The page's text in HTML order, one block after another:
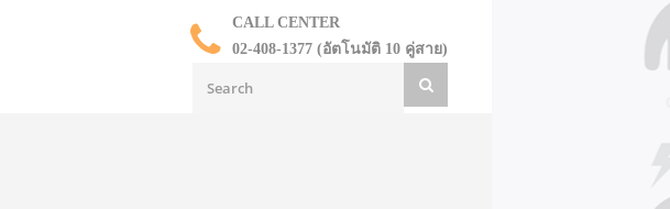
CALL CENTER
02-408-1377 (อัตโนมัติ 10 คู่สาย)